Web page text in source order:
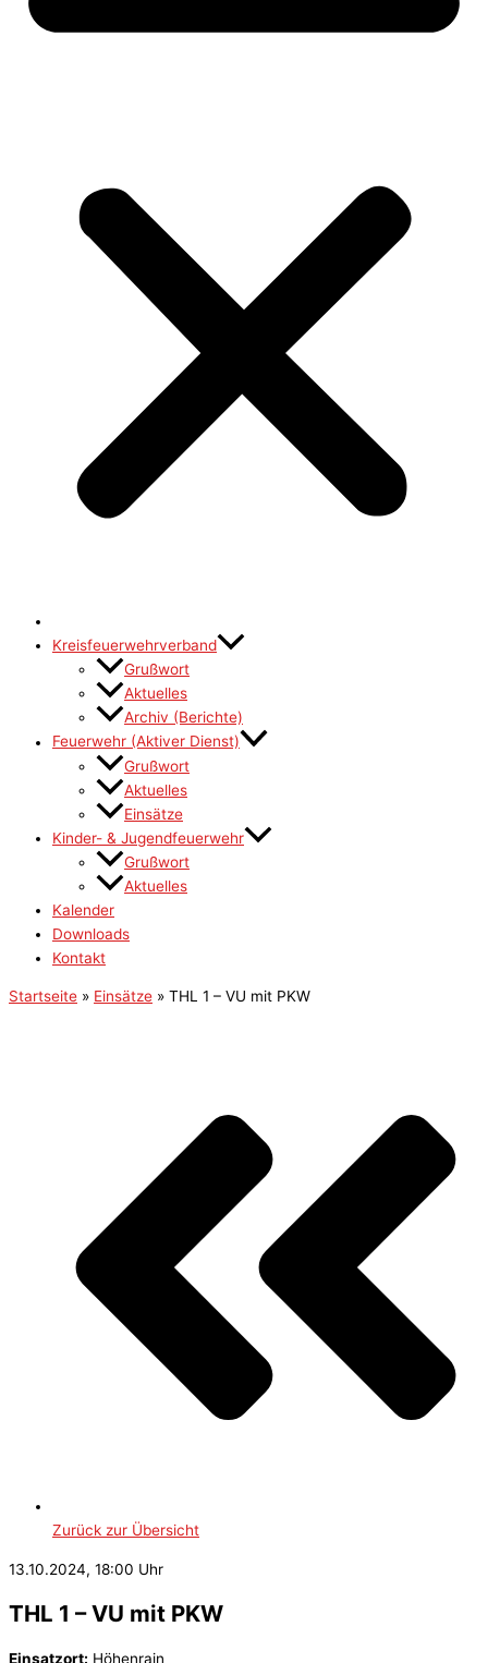
Kreisfeuerwehrverband
Grußwort
Aktuelles
Archiv (Berichte)
Feuerwehr (Aktiver Dienst)
Grußwort
Aktuelles
Einsätze
Kinder- & Jugendfeuerwehr
Grußwort
Aktuelles
Kalender
Downloads
Kontakt
Startseite » Einsätze » THL 1 – VU mit PKW
Zurück zur Übersicht
13.10.2024, 18:00 Uhr
THL 1 – VU mit PKW
Einsatzort: Höhenrain